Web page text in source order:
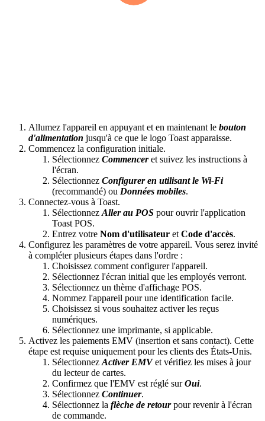
Allumez l'appareil en appuyant et en maintenant le bouton
d'alimentation jusqu'à ce que le logo Toast apparaisse.
Commencez la configuration initiale.
Sélectionnez Commenceret suivez les instructions à
l'écran.
Sélectionnez Configurer en utilisant le Wi-Fi
(recommandé) ou Données mobiles.
Connectez-vous à Toast.
Sélectionnez Aller au POS pour ouvrir l'application
Toast POS.
Entrez votre Nom d'utilisateur et Code d'accès.
Configurez les paramètres de votre appareil. Vous serez invité
à compléter plusieurs étapes dans l'ordre :
Choisissez comment configurer l'appareil.
Sélectionnez l'écran initial que les employés verront.
Sélectionnez un thème d'affichage POS.
Nommez l'appareil pour une identification facile.
Choisissez si vous souhaitez activer les reçus
numériques.
Sélectionnez une imprimante, si applicable.
Activez les paiements EMV (insertion et sans contact). Cette
étape est requise uniquement pour les clients des États-Unis.
Sélectionnez Activer EMVet vérifiez les mises à jour
du lecteur de cartes.
Confirmez que l'EMV est réglé surOui.
Sélectionnez Continuer.
Sélectionnez la flèche de retourpour revenir à l'écran
de commande.